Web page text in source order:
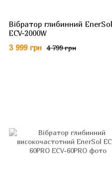
Вібратор глибинний EnerSol
ECV-2000W
4 799 грн
3 999 грн